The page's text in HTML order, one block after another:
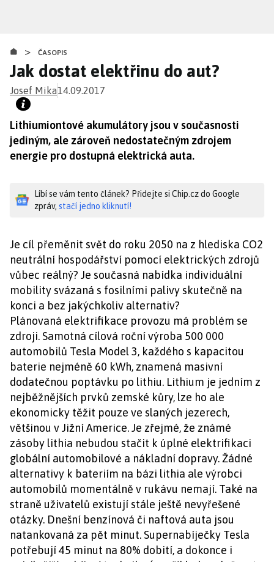
obsahu
> ČASOPIS
Jak dostat elektřinu do aut?
Josef Mika14.09.2017
Lithiumiontové akumulátory jsou v současnosti
jediným, ale zároveň nedostatečným zdrojem
energie pro dostupná elektrická auta.
Líbí se vám tento článek? Přidejte si Chip.cz do Google
zpráv, stačí jedno kliknutí!
Je cíl přeměnit svět do roku 2050 na z hlediska CO2
neutrální hospodářství pomocí elektrických zdrojů
vůbec reálný? Je současná nabídka individuální
mobility svázaná s fosilními palivy skutečně na
konci a bez jakýchkoliv alternativ?
Plánovaná elektrifikace provozu má problém se
zdroji. Samotná cílová roční výroba 500 000
automobilů Tesla Model 3, každého s kapacitou
baterie nejméně 60 kWh, znamená masivní
dodatečnou poptávku po lithiu. Lithium je jedním z
nejběžnějších prvků zemské kůry, lze ho ale
ekonomicky těžit pouze ve slaných jezerech,
většinou v Jižní Americe. Je zřejmé, že známé
zásoby lithia nebudou stačit k úplné elektrifikaci
globální automobilové a nákladní dopravy. Žádné
alternativy k bateriím na bázi lithia ale výrobci
automobilů momentálně v rukávu nemají. Také na
straně uživatelů existují stále ještě nevyřešené
otázky. Dnešní benzínová či naftová auta jsou
natankovaná za pět minut. Supernabíječky Tesla
potřebují 45 minut na 80% dobití, a dokonce i